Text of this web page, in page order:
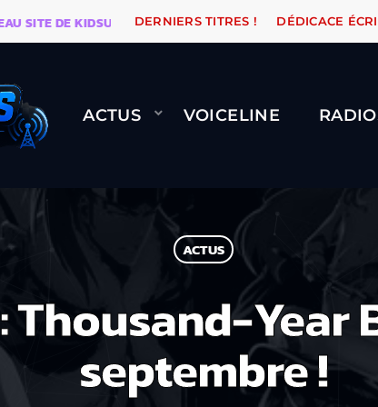
DE KIDSUNE WARÉTRO ORANGE ROAD
DERNIERS TITRES ! DÉDICACE
ACTUS VOICELINE
ACTUS
Thousand-Year
septembre !